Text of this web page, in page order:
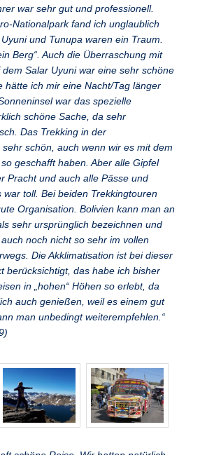
war sehr gut und professionell.
Nationalpark fand ich unglaublich
und Tunupa waren ein Traum.
Berg“. Auch die Überraschung mit
Salar Uyuni war eine sehr schöne
hätte ich mir eine Nacht/Tag länger
war das spezielle
schöne Sache, da sehr
Das Trekking in der
schön, auch wenn wir es mit dem
geschafft haben. Aber alle Gipfel
Pracht und auch alle Pässe und
war toll. Bei beiden Trekkingtouren
Organisation. Bolivien kann man an
sehr ursprünglich bezeichnen und
noch nicht so sehr im vollen
Die Akklimatisation ist bei dieser
berücksichtigt, das habe ich bisher
in „hohen“ Höhen so erlebt, da
auch genießen, weil es einem gut
man unbedingt weiterempfehlen.“